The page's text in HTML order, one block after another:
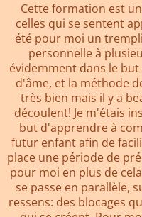
Cette formation est
celles qui se sentent
été pour moi un
personnelle à
évidemment dans le
d'âme, et la méthode
très bien mais il y a
découlent! Je m'étais
but d'apprendre à
futur enfant afin de
place une période de
pour moi en plus de
se passe en parallèle,
ressens: des blocages